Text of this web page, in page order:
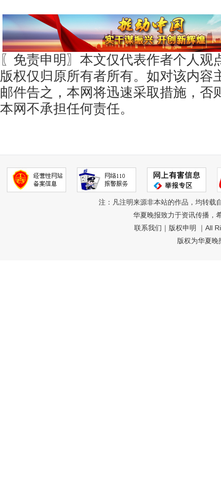
〖免责申明〗本文仅代表作者个人观
版权仅归原所有者所有。如对该内容
邮件告之，本网将迅速采取措施，否
本网不承担任何责任。
注：凡注明来源非本站的作品，均转载
华夏晚报致力于资讯传播，
联系我们 ｜ 版权申明 ｜All
版权为华夏